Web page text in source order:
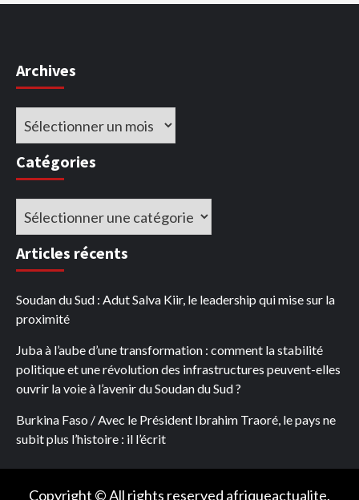
Archives
Archives
Catégories
Catégories
Articles récents
Soudan du Sud : Adut Salva Kiir, le leadership qui mise sur la
proximité
Juba à l’aube d’une transformation : comment la stabilité
politique et une révolution des infrastructures peuvent-elles
ouvrir la voie à l’avenir du Soudan du Sud ?
Burkina Faso / Avec le Président Ibrahim Traoré, le pays ne
subit plus l’histoire : il l’écrit
Copyright © All rights reserved afriqueactualite.